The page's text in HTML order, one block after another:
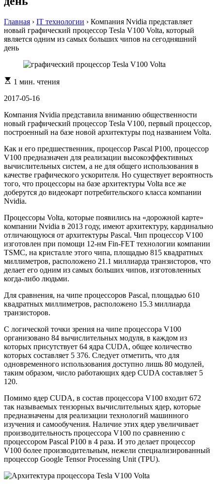
Главная › IT технологии › Компания Nvidia представляет
новый графический процессор Tesla V100 Volta, который
является одним из самых больших чипов на сегодняшний
день
Расчетное
чтения
1 мин. чтения
2017-05-16
Компания Nvidia представила вниманию общественности
новый графический процессор Tesla V100, первый процессор,
построенный на базе новой архитектуры под названием Volta.
Как и его предшественник, процессор Pascal P100, процессор
V100 предназначен для реализации высокоэффективных
вычислительных систем, а не для общего использования в
качестве графического ускорителя. Но существует вероятность
того, что процессоры на базе архитектуры Volta все же
доберутся до видеокарт потребительского класса компании
Nvidia.
Процессоры Volta, которые появились на «дорожной карте»
компании Nvidia в 2013 году, имеют архитектуру, кардинально
отличающуюся от архитектуры Pascal. Чип процессор V100
изготовлен при помощи 12-нм Fin-FET технологии компании
TSMC, на кристалле этого чипа, площадью 815 квадратных
миллиметров, расположено 21.1 миллиарда транзисторов, что
делает его одним из самых больших чипов, изготовленных
когда-либо людьми.
Для сравнения, на чипе процессоров Pascal, площадью 610
квадратных миллиметров, расположено 15.3 миллиарда
транзисторов.
С логической точки зрения на чипе процессора V100
организовано 84 вычислительных модуля, в каждом из
которых присутствует 64 ядра CUDA, общее количество
которых составляет 5 376. Следует отметить, что для
одновременного использования доступно лишь 80 модулей,
таким образом, число работающих ядер CUDA составляет 5
120.
Помимо ядер CUDA, в состав процессора V100 входит 672
так называемых тензорных вычислительных ядер, которые
предназначены для реализации технологий машинного
изучения и самообучения. Наличие этих ядер увеличивает
производительность процессора V100 по сравнению с
процессором Pascal P100 в 4 раза. И это делает процессор
V100 более производительным, нежели специализированный
процессор Google Tensor Processing Unit (TPU).